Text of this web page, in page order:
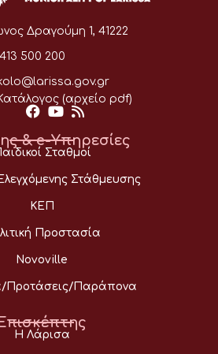
Δραγούμη 1, 41222
500 200
(αρχείο pdf)
& e-Υπηρεσίες
Σταθμοί
Στάθμευσης
ΚΕΠ
Προστασία
Novoville
Προτάσεις/Παράπονα
Η Λάρισα